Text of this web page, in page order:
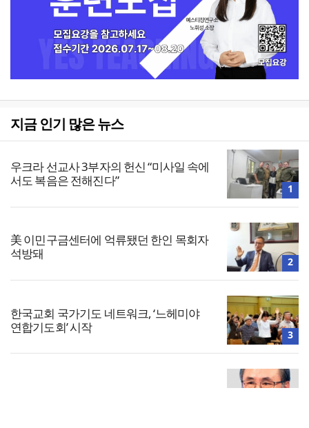
지금 인기 많은 뉴스
우크라 선교사 3부자의 헌신 “미사일 속에
서도 복음은 전해진다”
1
美 이민구금센터에 억류됐던 한인 목회자
석방돼
2
한국교회 국가기도 네트워크, ‘느헤미야
연합기도회’ 시작
3